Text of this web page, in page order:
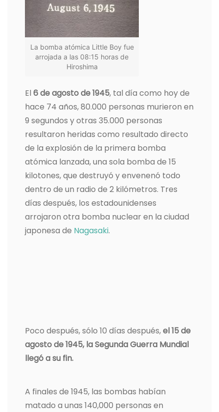
La bomba atómica Little Boy fue
arrojada a las 08:15 horas de
Hiroshima
El 6 de agosto de 1945, tal día como hoy de
hace 74 años, 80.000 personas murieron en
9 segundos y otras 35.000 personas
resultaron heridas como resultado directo
de la explosión de la primera bomba
atómica lanzada, una sola bomba de 15
kilotones, que destruyó y envenenó todo
dentro de un radio de 2 kilómetros. Tres
días después, los estadounidenses
arrojaron otra bomba nuclear en la ciudad
japonesa de Nagasaki.
Poco después, sólo 10 días después,el 15 de
agosto de 1945, la Segunda Guerra Mundial
llegó a su fin.
A finales de 1945, las bombas habían
matado a unas 140,000 personas en